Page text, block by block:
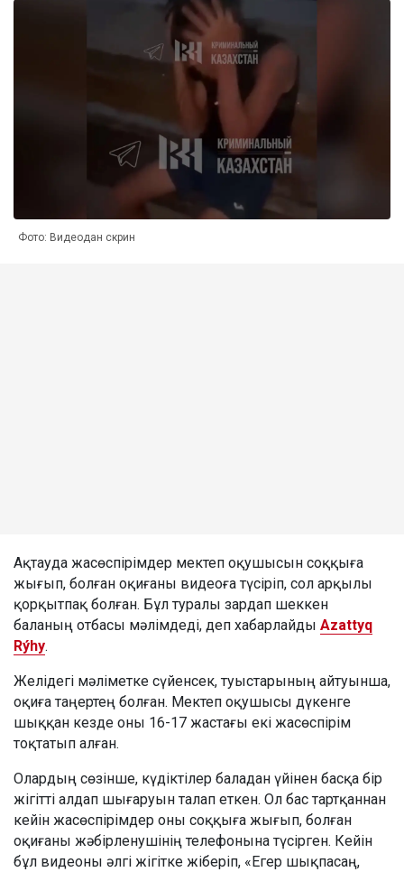
Фото: Видеодан скрин
Ақтауда жасөспірімдер мектеп оқушысын соққыға
жығып, болған оқиғаны видеоға түсіріп, сол арқылы
қорқытпақ болған. Бұл туралы зардап шеккен
баланың отбасы мәлімдеді, деп хабарлайды Azattyq
Rýhy.
Желідегі мәліметке сүйенсек, туыстарының айтуынша,
оқиға таңертең болған. Мектеп оқушысы дүкенге
шыққан кезде оны 16-17 жастағы екі жасөспірім
тоқтатып алған.
Олардың сөзінше, күдіктілер баладан үйінен басқа бір
жігітті алдап шығаруын талап еткен. Ол бас тартқаннан
кейін жасөспірімдер оны соққыға жығып, болған
оқиғаны жәбірленушінің телефонына түсірген. Кейін
бұл видеоны әлгі жігітке жіберіп, «Егер шықпасаң,